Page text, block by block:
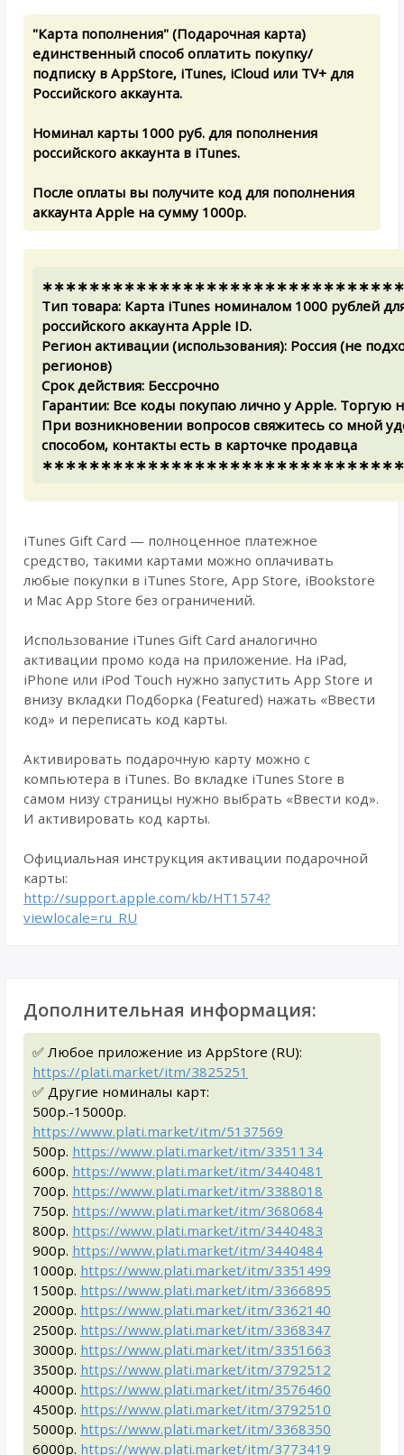
"Карта пополнения" (Подарочная карта)
единственный способ оплатить покупку/
подписку в AppStore, iTunes, iCloud или TV+ для
Российского аккаунта.
Номинал карты 1000 руб. для пополнения
российского аккаунта в iTunes.
После оплаты вы получите код для пополнения
аккаунта Apple на сумму 1000р.
Тип товара: Карта iTunes номиналом 1000 рублей
российского аккаунта Apple ID.
Регион активации (использования): Россия (не
регионов)
Срок действия: Бессрочно
Гарантии: Все коды покупаю лично у Apple. Торгую
При возникновении вопросов свяжитесь со мной
способом, контакты есть в карточке продавца
iTunes Gift Card — полноценное платежное
средство, такими картами можно оплачивать
любые покупки в iTunes Store, App Store, iBookstore
и Mac App Store без ограничений.
Использование iTunes Gift Card аналогично
активации промо кода на приложение. На iPad,
iPhone или iPod Touch нужно запустить App Store и
внизу вкладки Подборка (Featured) нажать «Ввести
код» и переписать код карты.
Активировать подарочную карту можно с
компьютера в iTunes. Во вкладке iTunes Store в
самом низу страницы нужно выбрать «Ввести код».
И активировать код карты.
Официальная инструкция активации подарочной
карты:
http://support.apple.com/kb/HT1574?
viewlocale=ru_RU
Дополнительная информация:
✅ Любое приложение из AppStore (RU):
https://plati.market/itm/3825251
✅ Другие номиналы карт:
500р.-15000р.
https://www.plati.market/itm/5137569
500р. https://www.plati.market/itm/3351134
600р. https://www.plati.market/itm/3440481
700р. https://www.plati.market/itm/3388018
750р. https://www.plati.market/itm/3680684
800р. https://www.plati.market/itm/3440483
900р. https://www.plati.market/itm/3440484
1000р. https://www.plati.market/itm/3351499
1500р. https://www.plati.market/itm/3366895
2000р. https://www.plati.market/itm/3362140
2500р. https://www.plati.market/itm/3368347
3000р. https://www.plati.market/itm/3351663
3500р. https://www.plati.market/itm/3792512
4000р. https://www.plati.market/itm/3576460
4500р. https://www.plati.market/itm/3792510
5000р. https://www.plati.market/itm/3368350
6000р. https://www.plati.market/itm/3773419